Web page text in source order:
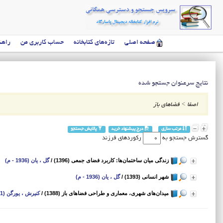
صفحه اصلی تازه‌های کتابخانه حساب کاربری من
نتایج سرعنوان جستجو شده
اصفا > فضا‌های باز
مرتب سازی درج پیشنهاد خرید پالایش جستجو
گسترش جستجو به رکوردهای فرزند
زندگی میان ساختمان‌ها: کاربرد فضای جمعی (1396) /گل ، یان (1936 - م)
شهر انسانی (1393) /گل ، یان (1936 - م)
میدان‌های شهری، معماری و طراحی فضاهای باز (1388) /کنیرش ، یورگن (1941 - م)